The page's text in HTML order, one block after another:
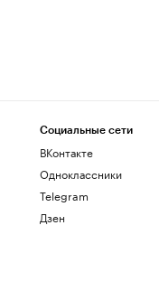
Социальные сети
ВКонтакте
Одноклассники
Telegram
Дзен